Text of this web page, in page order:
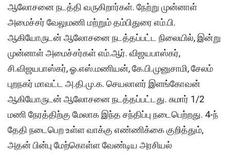
ஆலோசனை நடத்தி வருகிறார்கள். நேற்று முன்னாள்
அமைச்சர் வேலுமணி மற்றும் தம்பிதுரை எம்.பி.
ஆகியோருடன் ஆலோசனை நடத்தப்பட்ட நிலையில், இன்று
முன்னாள் அமைச்சர்கள் எம்.ஆர். விஜயபாஸ்கர்,
சி.விஜயபாஸ்கர், ஓ.எஸ்.மணியன், கே.பி.முனுசாமி, சேலம்
புறநகர் மாவட்ட அ.தி.மு.க. செயலாளர் இளங்கோவன்
ஆகியோருடன் ஆலோசனை நடத்தப்பட்டது. சுமார் 1/2
மணி நேரத்திற்கு மேலாக இந்த சந்திப்பு நடைபெற்றது. 4-ந்
தேதி நடைபெற உள்ள வாக்கு எண்ணிக்கை குறித்தும்,
அதன் பின்பு மேற்கொள்ள வேண்டிய அரசியல்